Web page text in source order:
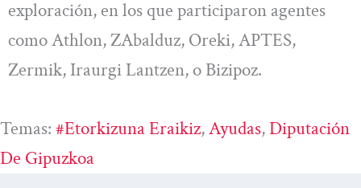
exploración, en los que participaron agentes
como Athlon, ZAbalduz, Oreki, APTES,
Zermik, Iraurgi Lantzen, o Bizipoz.
Temas: #etorkizuna Eraikiz, Ayudas, Diputación
De Gipuzkoa